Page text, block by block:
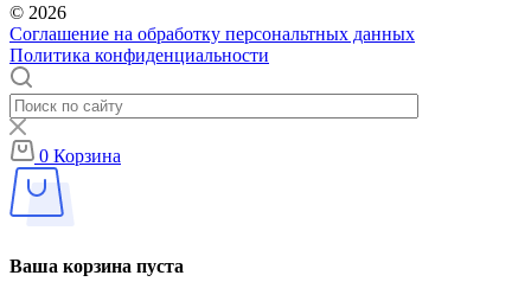
© 2026
Соглашение на обработку персональтных данных
Политика конфиденциальности
0 Корзина
Ваша корзина пуста